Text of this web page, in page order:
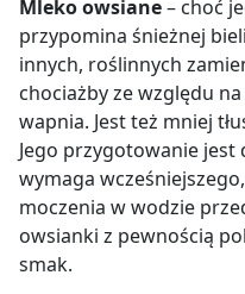
Mleko owsiane– choć
przypomina śnieżnej
innych, roślinnych
chociażby ze względu
wapnia. Jest też mniej
Jego przygotowanie jest
wymaga
moczenia w wodzie
owsianki z pewnością
smak.